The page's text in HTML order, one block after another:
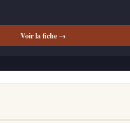
Voir la fiche →